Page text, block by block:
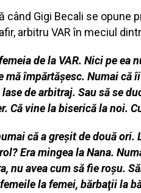
când Gigi Becali se opune
arbitru VAR în meciul
de la VAR. Nici pe ea
mă împărtăşesc. Numai că
de arbitraj. Sau să se
Că vine la biserică la noi.
că a greşit de două
Era mingea la Nana.
nu avea cum să fie roşu.
la femei, bărbaţii la